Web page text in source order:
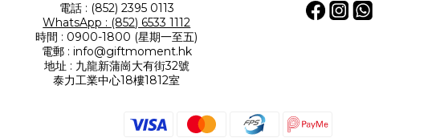
電話 : (852) 2395 0113
WhatsApp : (852) 6533 1112
時間 : 0900-1800 (星期一至五)
電郵 : info@giftmoment.hk
地址 : 九龍新蒲崗大有街32號
泰力工業中心18樓1812室